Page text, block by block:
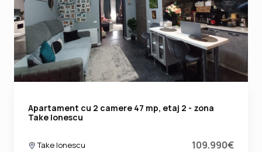
Apartament cu 2 camere 47 mp, etaj 2 - zona
Take Ionescu
Take Ionescu 109.990€